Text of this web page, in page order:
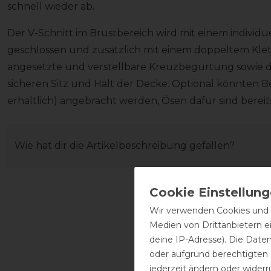
schnell wieder ab.
Der V-Schnitt im Brustbereich wird mit einem
geschlossen und zusätzlich mit einem doppeltem
angesetzte und verstellbare Kreuzbegurtung sowie
sicheren Sitz und Halt der Decke. Optional könnten
erhältlich) angebracht werden, Ösen dafür sind
Wie hat dir die Artikelbeschreibung gefallen?
Wir verwenden Cookies
Medien von Drittanbietern
deine IP-Adresse). Die
oder aufgrund berechtigten
jederzeit ändern oder